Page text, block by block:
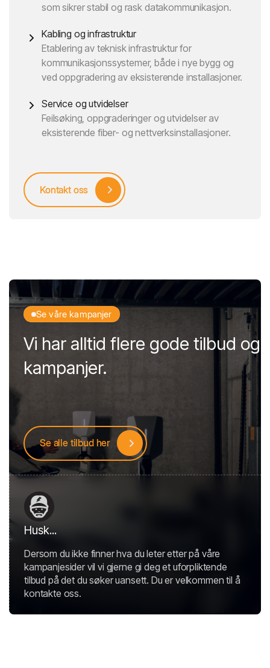
som sikrer stabil og rask datakommunikasjon.
Kabling og infrastruktur
Etablering av teknisk infrastruktur for
kommunikasjonssystemer, både i nye bygg og
ved oppgradering av eksisterende installasjoner.
Service og utvidelser
Feilsøking, oppgraderinger og utvidelser av
eksisterende fiber- og nettverksinstallasjoner.
Kontakt oss
Se våre kampanjer
Vi har alltid flere gode tilbud og
kampanjer.
Se alle tilbud her
Husk...
Dersom du ikke finner hva du leter etter på våre
kampanjesider vil vi gjerne gi deg et uforpliktende
tilbud på det du søker uansett. Du er velkommen til å
kontakte oss.